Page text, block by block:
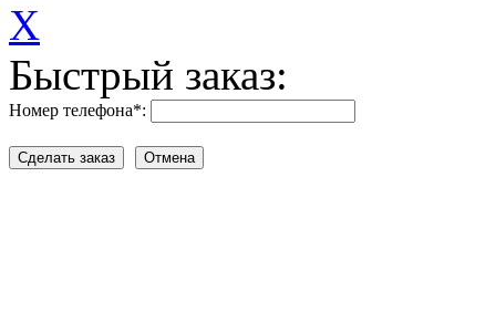
X
Быстрый заказ:
Номер телефона*: